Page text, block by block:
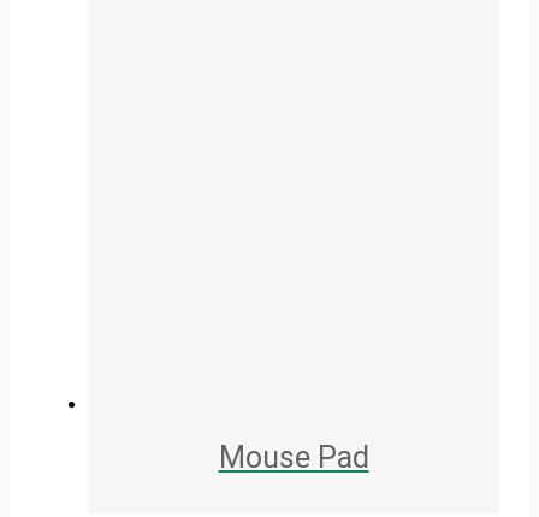
Mouse Pad